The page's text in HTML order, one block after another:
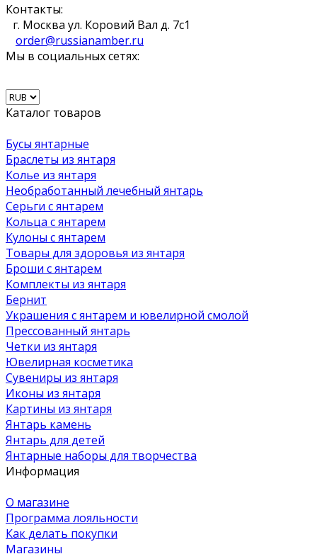
Контакты:
г. Москва ул. Коровий Вал д. 7с1
order@russianamber.ru
Мы в социальных сетях:
Каталог товаров
Бусы янтарные
Браслеты из янтаря
Колье из янтаря
Необработанный лечебный янтарь
Серьги с янтарем
Кольца с янтарем
Кулоны с янтарем
Товары для здоровья из янтаря
Броши с янтарем
Комплекты из янтаря
Бернит
Украшения с янтарем и ювелирной смолой
Прессованный янтарь
Четки из янтаря
Ювелирная косметика
Сувениры из янтаря
Иконы из янтаря
Картины из янтаря
Янтарь камень
Янтарь для детей
Янтарные наборы для творчества
Информация
О магазине
Программа лояльности
Как делать покупки
Магазины